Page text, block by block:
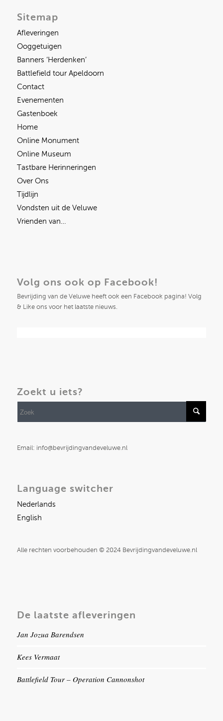
Sitemap
Afleveringen
Ooggetuigen
Banners ‘Herdenken’
Battlefield tour Apeldoorn
Contact
Evenementen
Gastenboek
Home
Online Monument
Online Museum
Tastbare Herinneringen
Over Ons
Tijdlijn
Vondsten uit de Veluwe
Vrienden van…
Volg ons ook op Facebook!
Bevrijding van de Veluwe heeft ook een Facebook pagina! Volg
& Like ons voor het laatste nieuws.
Zoekt u iets?
Email: info@bevrijdingvandeveluwe.nl
Language switcher
Nederlands
English
Alle rechten voorbehouden © 2024 Bevrijdingvandeveluwe.nl
De laatste afleveringen
Jan Jozua Barendsen
Kees Vermaat
Battlefield Tour – Operation Cannonshot